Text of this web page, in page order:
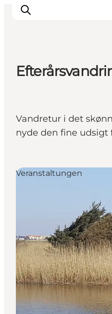
Erlebnisse
Unterkünfte
Reiseplanung
Vandretur i det
nyde den fine udsigt
Veranstaltungen